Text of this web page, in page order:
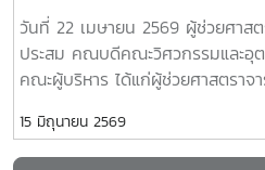
และ Robotics & Micro Food
เทคโนโลยีแขนกลและระบบอัตโนมั
อาจารย์ ดร.ชวกร ศรีเงินยวง เป็นผู้
การเรียนการสอน งานวิจัย และการ
ในภาคอุตสาหกรรมนอกจากนี้ คว
พัฒนาทักษะ การถ่ายทอดองค์ควา
วันที่ 22 เมษายน 2569 ผู้ช่วยศาส
ประสม คณบดีคณะวิศวกรรมและอุ
คณะผู้บริหาร ได้แก่ผู้ช่วยศาสตรา
ศาสตราจารย์ ดร.กนกวรรณ ตาลดี
การต่างประเทศ ผู้ช่วยศาสตราจ
15 มิถุนายน 2569